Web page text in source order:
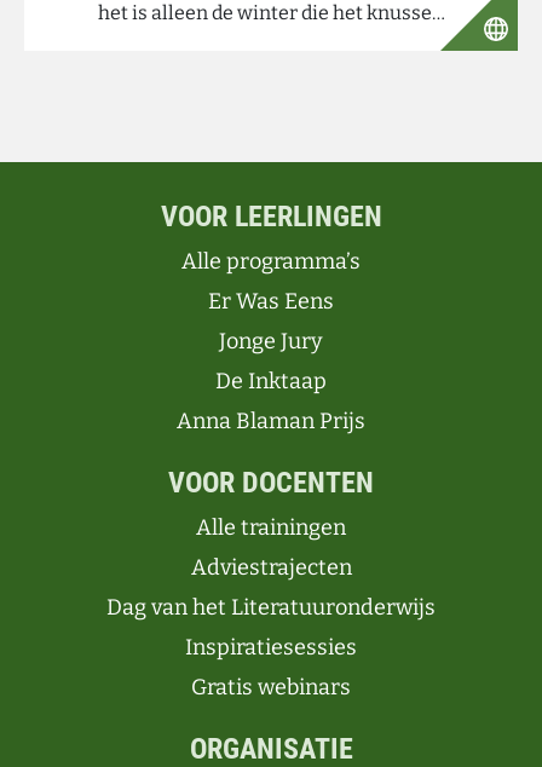
het is alleen de winter die het knusse…
VOOR LEERLINGEN
Alle programma’s
Er Was Eens
Jonge Jury
De Inktaap
Anna Blaman Prijs
VOOR DOCENTEN
Alle trainingen
Adviestrajecten
Dag van het Literatuuronderwijs
Inspiratiesessies
Gratis webinars
ORGANISATIE